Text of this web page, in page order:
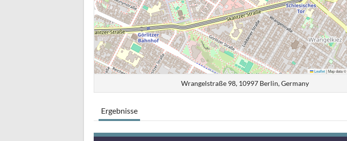
Leaflet|Map data ©
Wrangelstraße 98, 10997 Berlin, Germany
Ergebnisse